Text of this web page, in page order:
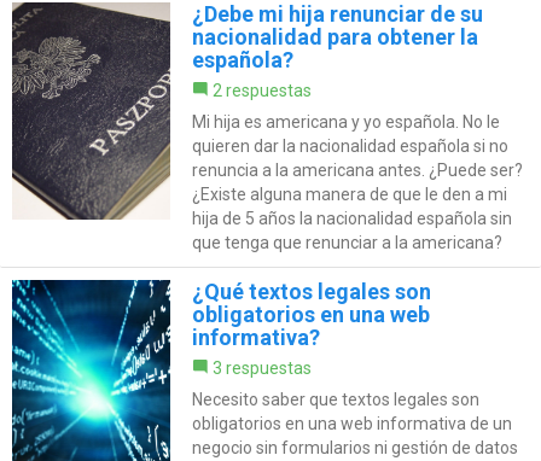
¿Debe mi hija renunciar de su
nacionalidad para obtener la
española?
2 respuestas
Mi hija es americana y yo española. No le
quieren dar la nacionalidad española si no
renuncia a la americana antes. ¿Puede ser?
¿Existe alguna manera de que le den a mi
hija de 5 años la nacionalidad española sin
que tenga que renunciar a la americana?
¿Qué textos legales son
obligatorios en una web
informativa?
3 respuestas
Necesito saber que textos legales son
obligatorios en una web informativa de un
negocio sin formularios ni gestión de datos